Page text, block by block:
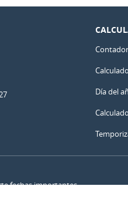
Día del
fechas importantes.